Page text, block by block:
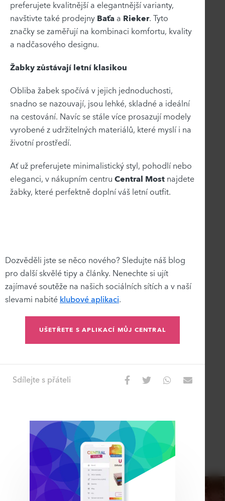
preferujete kvalitnější a elegantnější varianty,
navštivte také prodejny Baťa a Rieker. Tyto
značky se zaměřují na kombinaci komfortu, kvality
a nadčasového designu.
Žabky zůstávají letní klasikou
Obliba žabek spočívá v jejich jednoduchosti,
snadno se nazouvají, jsou lehké, skladné a ideální
na cestování. Navíc se stále více prosazují modely
vyrobené z udržitelných materiálů, které myslí i na
životní prostředí.
Ať už preferujete minimalistický styl, pohodlí nebo
eleganci, v nákupním centru Central Most najdete
žabky, které perfektně doplní váš letní outfit.
Dozvěděli jste se něco nového? Sledujte náš blog
pro další skvělé tipy a články. Nenechte si ujít
zajímavé soutěže na našich sociálních sítích a v naší
slevami nabité klubové aplikaci.
UŠETŘETE S APLIKACÍ MŮJ CENTRAL
Sdílejte s přáteli